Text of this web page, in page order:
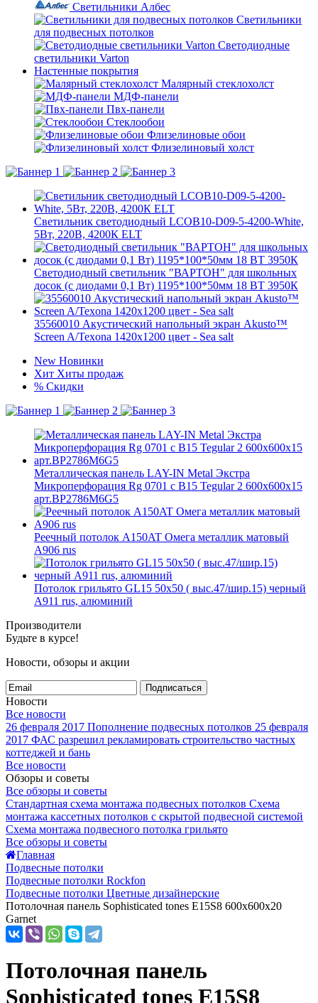
Светильники Албес
Светильники
для подвесных потолков
Светодиодные
светильники Varton
Настенные покрытия
Малярный стеклохолст
МДФ-панели
Пвх-панели
Стеклообои
Флизелиновые обои
Флизелиновый холст
Светильник светодиодный LCOB10-D09-5-4200-White,
5Вт, 220В, 4200К ELT
Светодиодный светильник "ВАРТОН" для школьных
досок (с диодами 0,1 Вт) 1195*100*50мм 18 ВТ 3950К
35560010 Акустический напольный экран Akusto™
Screen A/Texona 1420x1200 цвет - Sea salt
New Новинки
Хит Хиты продаж
% Скидки
Металлическая панель LAY-IN Metal Экстра
Микроперфорация Rg 0701 с В15 Tegular 2 600x600x15
арт.BP2786M6G5
Реечный потолок A150AT Омега металлик матовый
А906 rus
Потолок грильято GL15 50х50 ( выс.47/шир.15) черный
А911 rus, алюминий
Производители
Будьте в курсе!
Новости, обзоры и акции
Подписаться
Новости
Все новости
26 февраля 2017 Пополнение подвесных потолков 25 февраля
2017 ФАС разрешил рекламировать строительство частных
коттеджей и бань
Все новости
Обзоры и советы
Все обзоры и советы
Стандартная схема монтажа подвесных потолков Схема
монтажа кассетных потолков с скрытой подвесной системой
Схема монтажа подвесного потолка грильято
Все обзоры и советы
Главная
Подвесные потолки
Подвесные потолки Rockfon
Подвесные потолки Цветные дизайнерские
Потолочная панель Sophisticated tones E15S8 600x600x20
Garnet
Потолочная панель
Sophisticated tones E15S8